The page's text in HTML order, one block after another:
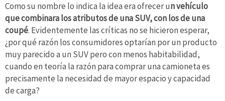
Como su nombre lo indica la idea era ofrecer un vehículo
que combinara los atributos de una SUV, con los de una
coupé. Evidentemente las críticas no se hicieron esperar,
¿por qué razón los consumidores optarían por un producto
muy parecido a un SUV pero con menos habitabilidad,
cuando en teoría la razón para comprar una camioneta es
precisamente la necesidad de mayor espacio y capacidad
de carga?